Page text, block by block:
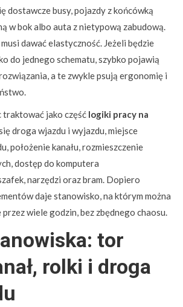
dostawcze busy, pojazdy z końcówką
w bok albo auta z nietypową zabudową.
dawać elastyczność. Jeżeli będzie
do jednego schematu, szybko pojawią
a te zwykle psują ergonomię i
traktować jako część logiki pracy na
się droga wjazdu i wyjazdu, miejsce
położenie kanału, rozmieszczenie
dostęp do komputera
narzędzi oraz bram. Dopiero
daje stanowisko, na którym można
wiele godzin, bez zbędnego chaosu.
tor
rolki i droga